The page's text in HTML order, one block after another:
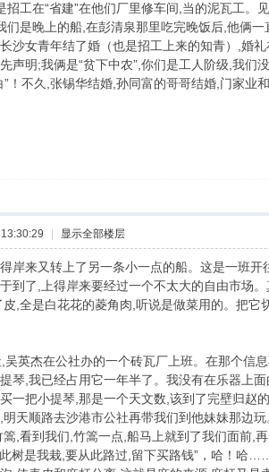
招工在“省建”在他们厂里修车间,当的泥瓦工
是晚上的船,在彭清泉那里吃完晚饭后,他俩一
沙女青年结了婚（也是招工上来的知青）,婚
声明;我俩是“贫下中农”,你们是工人阶级,我
”！不久,张锡华结婚,孙同富的哥哥结婚,门家
| 显示全部楼层
来又转上了另一条小一点的船。这是一班开
到了,上得岸来要经过一个不太大的自由市场
,全是白花花的菱角肉,听说是做菜用的。把
英杰在公社办的一个砖瓦厂上班。在那个信
琴,我已经占用它一年半了。我没有在乐器上
一把小提琴,那是一个天文数,该到了完壁归赵
天顺路去沙港市公社再带我们到他妹妹那边
,看到我们,竹篙一点,船马上就到了我们面前,
树是我栽,要从此路过,留下买路钱”，哈！哈